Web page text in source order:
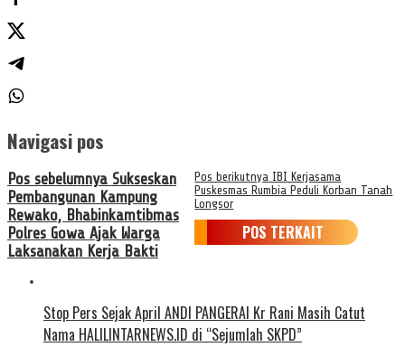
Navigasi pos
Pos sebelumnya Sukseskan
Pembangunan Kampung
Rewako, Bhabinkamtibmas
Polres Gowa Ajak Warga
Laksanakan Kerja Bakti
Pos berikutnya IBI Kerjasama
Puskesmas Rumbia Peduli Korban Tanah
Longsor
POS TERKAIT
Stop Pers Sejak April ANDI PANGERAI Kr Rani Masih Catut
Nama HALILINTARNEWS.ID di “Sejumlah SKPD”